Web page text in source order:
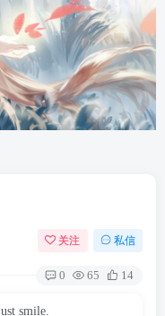
关注 私信
0 65 14
smile.